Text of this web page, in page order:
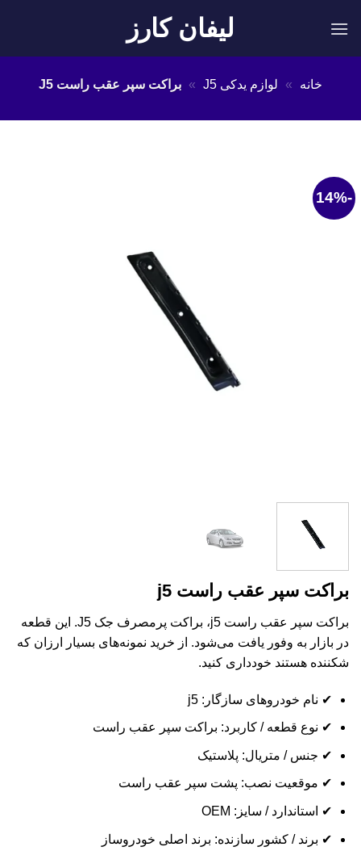
لیفان کارز
خانه » لوازم یدکی J5 » براکت سپر عقب راست J5
-14%
براکت سپر عقب راست j5
براکت سپر عقب راست j5، براکت پرمصرف جک J5. این قطعه
در بازار به وفور یافت می‌شود. از خرید نمونه‌های بسیار ارزان که
شکننده هستند خودداری کنید.
✔ نام خودروهای سازگار: j5
✔ نوع قطعه / کاربرد: براکت سپر عقب راست
✔ جنس / متریال: پلاستیک
✔ موقعیت نصب: پشت سپر عقب راست
✔ استاندارد / سایز: OEM
✔ برند / کشور سازنده: برند اصلی خودروساز